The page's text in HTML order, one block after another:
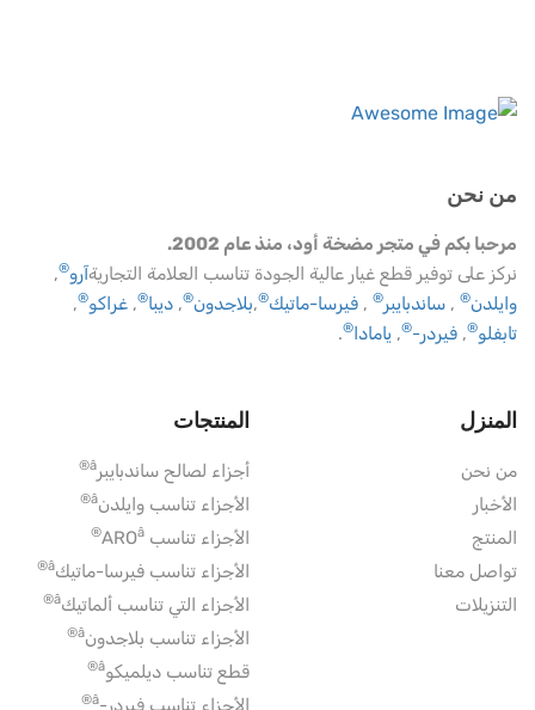
من نحن
مرحبا بكم في متجر مضخة أود، منذ عام 2002.
نركز على توفير قطع غيار عالية الجودة تناسب العلامة التجاريةآرو®
,
وايلدن®
, ساندبايبر®
, فيرسا-ماتيك®
,بلاجدون®
, ديبا®
, غراكو®
,
تابفلو®
, فيردر-®
, يامادا®
.
المنزل
من نحن
الأخبار
المنتج
تواصل معنا
التنزيلات
المنتجات
أجزاء لصالح ساندبايبرâ®
الأجزاء تناسب وايلدنâ®
الأجزاء تناسب ARO â®
الأجزاء تناسب فيرسا-ماتيكâ®
الأجزاء التي تناسب ألماتيكâ®
الأجزاء تناسب بلاجدونâ®
قطع تناسب ديلميكوâ®
الأجزاء تناسب فيردر-â®